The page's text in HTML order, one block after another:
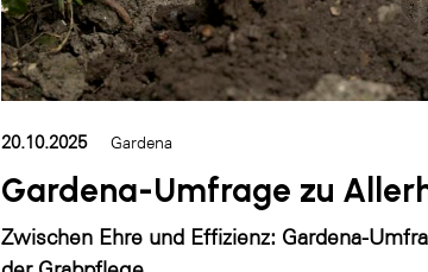
20.10.2025 Gardena
Gardena-Umfrage zu
Zwischen Ehre und Effizienz: Gardena-